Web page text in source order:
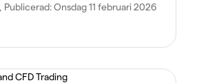
, Publicerad:Onsdag 11 februari 2026